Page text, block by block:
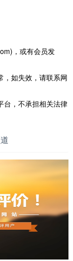
，或有会员发
，如失效，请联系网
台，不承担相关法律